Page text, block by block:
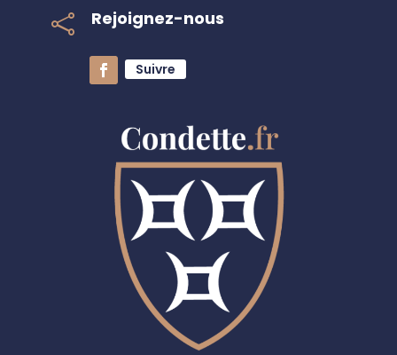
 Rejoignez-nous
Suivre